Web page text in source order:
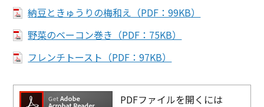
納豆ときゅうりの梅和え（PDF：99KB）
野菜のベーコン巻き（PDF：75KB）
フレンチトースト（PDF：97KB）
PDFファイルを開くには